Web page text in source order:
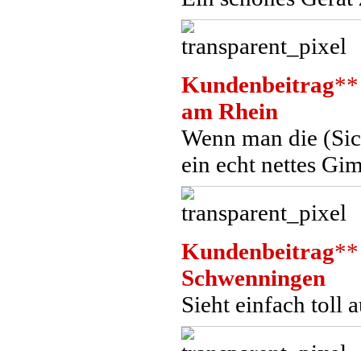
Kundenbeitrag**
am Rhein
Wenn man die
ein echt nettes
Kundenbeitrag**
Schwenningen
Sieht einfach toll